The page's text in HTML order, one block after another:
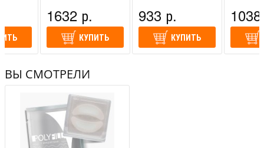
1632 р.
КУПИТЬ
933 р.
КУПИТЬ
ВЫ СМОТРЕЛИ